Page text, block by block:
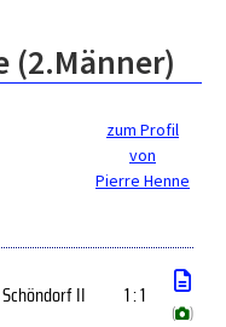
(2.Männer)
zum Profil
von
Pierre Henne
Schöndorf II 1 : 1
( )